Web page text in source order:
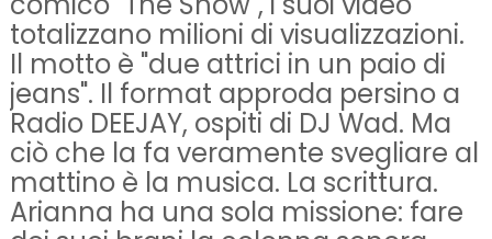
totalizzano milioni di visualizzazioni.
Il motto è "due attrici in un paio di
jeans". Il format approda persino a
Radio DEEJAY, ospiti di DJ Wad. Ma
ciò che la fa veramente svegliare al
mattino è la musica. La scrittura.
Arianna ha una sola missione: fare